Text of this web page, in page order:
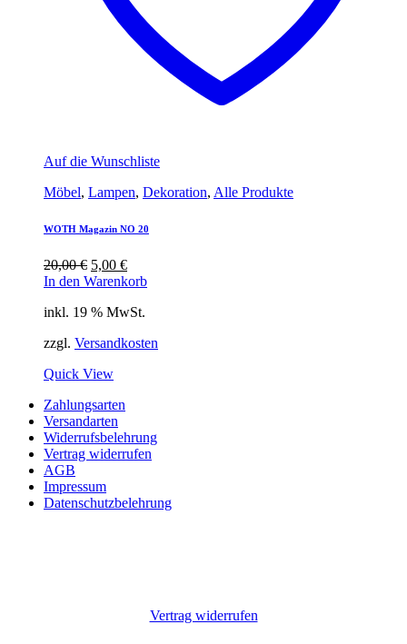
Auf die Wunschliste
Möbel, Lampen, Dekoration, Alle Produkte
WOTH Magazin NO 20
20,00€ Ursprünglicher
Preis
20,00 €
5,00 €Aktueller
Preis
5,00 €.
In den Warenkorb
inkl. 19 % MwSt.
zzgl. Versandkosten
Quick View
Zahlungsarten
Versandarten
Widerrufsbelehrung
Vertrag widerrufen
AGB
Impressum
Datenschutzbelehrung
Vertrag widerrufen